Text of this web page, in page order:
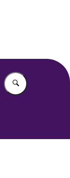
Vul in wat u